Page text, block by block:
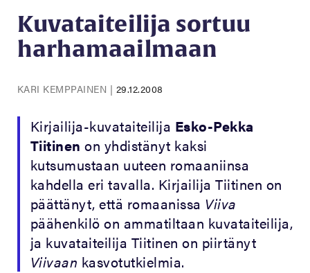
Kuvataiteilija sortuu
harhamaailmaan
KARI KEMPPAINEN | 29.12.2008
Kirjailija-kuvataiteilija Esko-Pekka
Tiitinen on yhdistänyt kaksi
kutsumustaan uuteen romaaniinsa
kahdella eri tavalla. Kirjailija Tiitinen on
päättänyt, että romaanissa Viiva
päähenkilö on ammatiltaan kuvataiteilija,
ja kuvataiteilija Tiitinen on piirtänyt
Viivaan kasvotutkielmia.